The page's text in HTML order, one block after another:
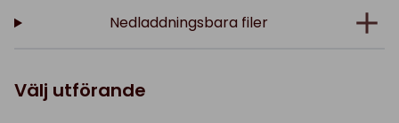
Nedladdningsbara filer
Välj utförande